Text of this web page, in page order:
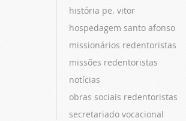
história pe. vitor
hospedagem santo afonso
missionários redentoristas
missões redentoristas
notícias
obras sociais redentoristas
secretariado vocacional